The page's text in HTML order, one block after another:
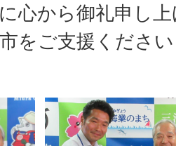
心から御礼申し
をご支援くださ